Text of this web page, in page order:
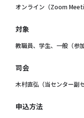
オンライン（Zoom
対象
教職員、学生、一般（参
司会
木村直弘（当センター副
申込方法